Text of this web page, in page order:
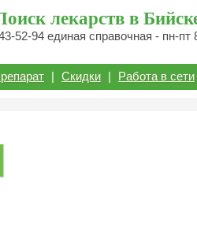
лекарств в
52-94 единая справочная - пн-пт
| Скидки | Работа в сети